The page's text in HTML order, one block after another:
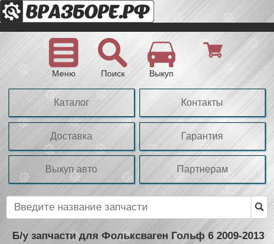
Меню Поиск Выкуп
Каталог Контакты
Доставка Гарантия
Выкуп авто Партнерам
Б/у запчасти для Фольксваген Гольф 6 2009-2013